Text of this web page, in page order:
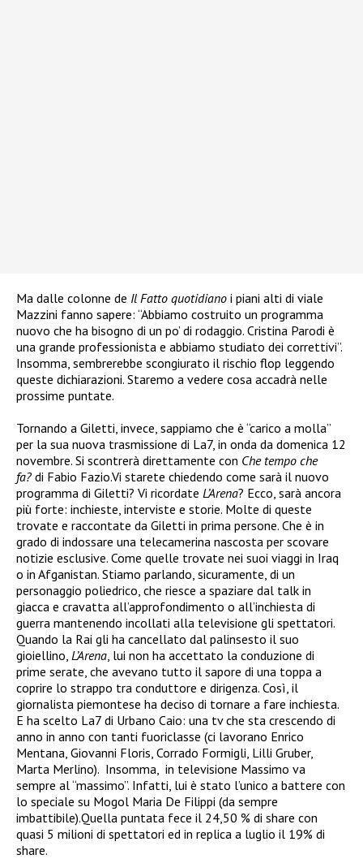
Ma dalle colonne de Il Fatto quotidiano i piani alti di viale
Mazzini fanno sapere: “Abbiamo costruito un programma
nuovo che ha bisogno di un po’ di rodaggio. Cristina Parodi è
una grande professionista e abbiamo studiato dei correttivi”.
Insomma, sembrerebbe scongiurato il rischio flop leggendo
queste dichiarazioni. Staremo a vedere cosa accadrà nelle
prossime puntate.
Tornando a Giletti, invece, sappiamo che è “carico a molla”
per la sua nuova trasmissione di La7, in onda da domenica 12
novembre. Si scontrerà direttamente con Che tempo che
fa? di Fabio Fazio.Vi starete chiedendo come sarà il nuovo
programma di Giletti? Vi ricordate L’Arena? Ecco, sarà ancora
più forte: inchieste, interviste e storie. Molte di queste
trovate e raccontate da Giletti in prima persone. Che è in
grado di indossare una telecamerina nascosta per scovare
notizie esclusive. Come quelle trovate nei suoi viaggi in Iraq
o in Afganistan. Stiamo parlando, sicuramente, di un
personaggio poliedrico, che riesce a spaziare dal talk in
giacca e cravatta all’approfondimento o all’inchiesta di
guerra mantenendo incollati alla televisione gli spettatori.
Quando la Rai gli ha cancellato dal palinsesto il suo
gioiellino, L’Arena , lui non ha accettato la conduzione di
prime serate, che avevano tutto il sapore di una toppa a
coprire lo strappo tra conduttore e dirigenza. Così, il
giornalista piemontese ha deciso di tornare a fare inchiesta.
E ha scelto La7 di Urbano Caio: una tv che sta crescendo di
anno in anno con tanti fuoriclasse (ci lavorano Enrico
Mentana, Giovanni Floris, Corrado Formigli, Lilli Gruber,
Marta Merlino). Insomma, in televisione Massimo va
sempre al “massimo”. Infatti, lui è stato l’unico a battere con
lo speciale su Mogol Maria De Filippi (da sempre
imbattibile).Quella puntata fece il 24,50 % di share con
quasi 5 milioni di spettatori ed in replica a luglio il 19% di
share.